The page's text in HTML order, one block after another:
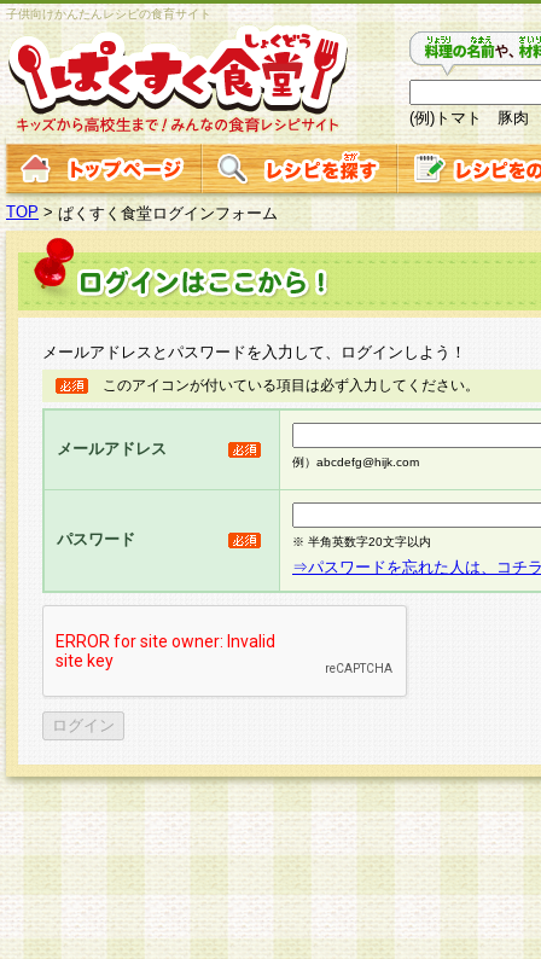
子供向けかんたんレシピの食育サイト
(例)トマト 豚肉
TOP > ぱくすく食堂ログインフォーム
メールアドレスとパスワードを入力して、ログインしよう！
このアイコンが付いている項目は必ず入力してください。
メールアドレス
例）abcdefg@hijk.com
パスワード ※ 半角英数字20文字以内
⇒パスワードを忘れた人は、コチ